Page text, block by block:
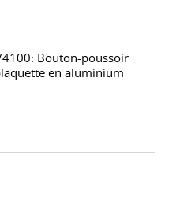
Bouton-poussoir
en aluminium